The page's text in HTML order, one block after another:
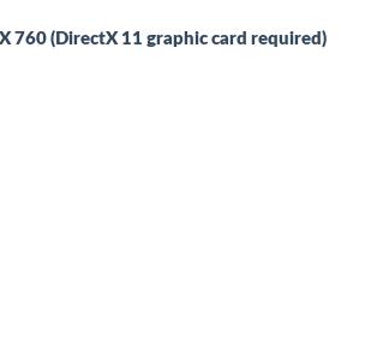
760 (DirectX 11 graphic card required)